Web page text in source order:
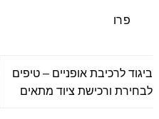
פרו
ביגוד לרכיבת אופניים – טיפים
לבחירת ורכישת ציוד מתאים